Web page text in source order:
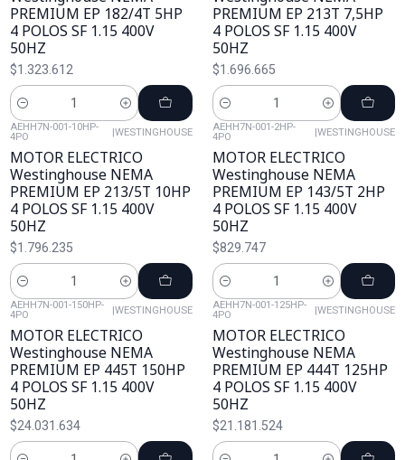
PREMIUM EP 182/4T 5HP
4 POLOS SF 1.15 400V
50HZ
$1.323.612
Cantidad
PREMIUM EP 213T 7,5HP
4 POLOS SF 1.15 400V
50HZ
$1.696.665
Cantidad
AEHH7N-001-10HP-
4PO
|WESTINGHOUSE
MOTOR ELECTRICO
Westinghouse NEMA
PREMIUM EP 213/5T 10HP
4 POLOS SF 1.15 400V
50HZ
$1.796.235
Cantidad
AEHH7N-001-2HP-
4PO
|WESTINGHOUSE
MOTOR ELECTRICO
Westinghouse NEMA
PREMIUM EP 143/5T 2HP
4 POLOS SF 1.15 400V
50HZ
$829.747
Cantidad
AEHH7N-001-150HP-
4PO
|WESTINGHOUSE
MOTOR ELECTRICO
Westinghouse NEMA
PREMIUM EP 445T 150HP
4 POLOS SF 1.15 400V
50HZ
$24.031.634
AEHH7N-001-125HP-
4PO
|WESTINGHOUSE
MOTOR ELECTRICO
Westinghouse NEMA
PREMIUM EP 444T 125HP
4 POLOS SF 1.15 400V
50HZ
$21.181.524